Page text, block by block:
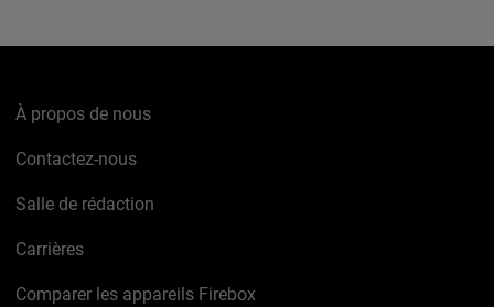
À propos de nous
Contactez-nous
Salle de rédaction
Carrières
Comparer les appareils Firebox